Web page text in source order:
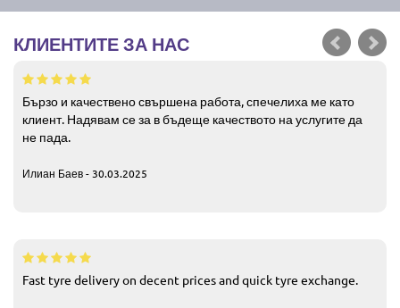
КЛИЕНТИТЕ ЗА НАС
Бързо и качествено свършена работа, спечелиха ме като
клиент. Надявам се за в бъдеще качеството на услугите да
не пада.
Илиан Баев - 30.03.2025
Fast tyre delivery on decent prices and quick tyre exchange.